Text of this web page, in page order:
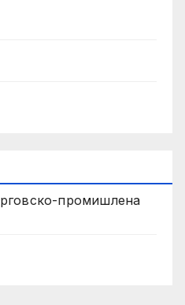
промишлена